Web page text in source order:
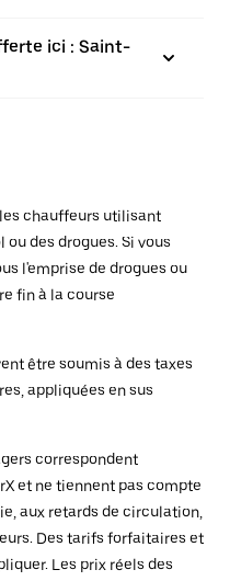
ici : Saint-
chauffeurs utilisant
des drogues. Si vous
l'emprise de drogues ou
fin à la course
être soumis à des taxes
appliquées en sus
correspondent
et ne tiennent pas compte
aux retards de circulation,
Des tarifs forfaitaires et
Les prix réels des